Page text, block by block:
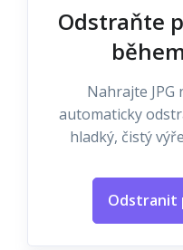
Odstraňte
Nahrajte JPG
automaticky
hladký, čistý
Odstranit